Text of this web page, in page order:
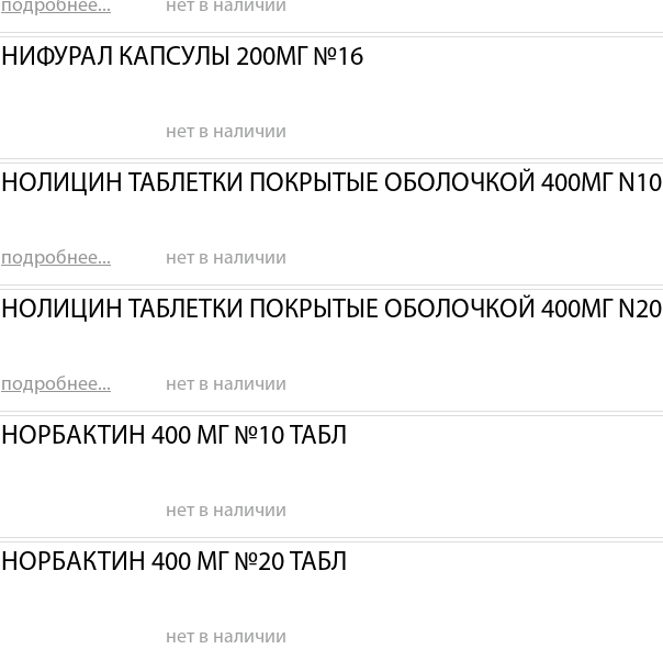
подробнее... нет в наличии
НИФУРАЛ КАПСУЛЫ 200МГ №16
нет в наличии
НОЛИЦИН ТАБЛЕТКИ ПОКРЫТЫЕ ОБОЛОЧКОЙ 400МГ N10
подробнее... нет в наличии
НОЛИЦИН ТАБЛЕТКИ ПОКРЫТЫЕ ОБОЛОЧКОЙ 400МГ N20
подробнее... нет в наличии
НОРБАКТИН 400 МГ №10 ТАБЛ
нет в наличии
НОРБАКТИН 400 МГ №20 ТАБЛ
нет в наличии